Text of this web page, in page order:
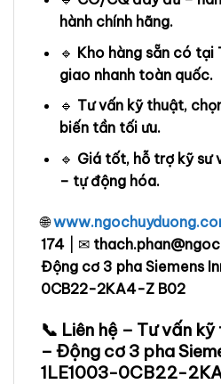
hành chính hãng.
🔹 Kho hàng sẵn có tại
giao nhanh toàn quốc.
🔹 Tư vấn kỹ thuật,
biến tần tối ưu.
🔹 Giá tốt, hỗ trợ kỹ sư
– tự động hóa.
🌐
174 | ✉
Động cơ 3 pha Siemens
0CB22-2KA4-Z B02
📞 Liên hệ – Tư vấn
– Động cơ 3 pha
1LE1003-0CB22-